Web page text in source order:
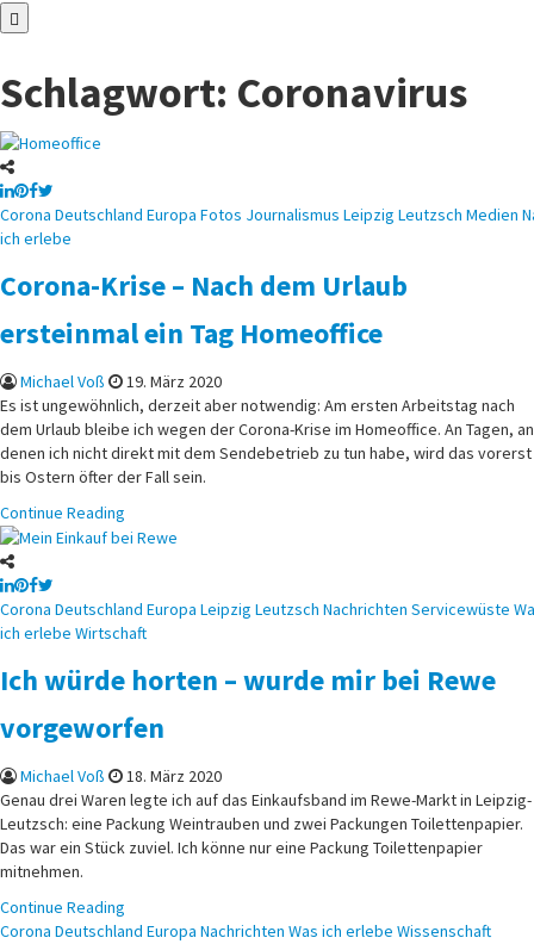
Schlagwort: Coronavirus
Posted
in
Corona Deutschland Europa Fotos Journalismus Leipzig Leutzsch Medien
ich erlebe
Corona-Krise – Nach dem Urlaub
ersteinmal ein Tag Homeoffice
Michael Voß
19. März 2020
Es ist ungewöhnlich, derzeit aber notwendig: Am ersten Arbeitstag nach
dem Urlaub bleibe ich wegen der Corona-Krise im Homeoffice. An Tagen, an
denen ich nicht direkt mit dem Sendebetrieb zu tun habe, wird das vorerst
bis Ostern öfter der Fall sein.
Continue Reading
Posted
in
Corona Deutschland Europa Leipzig Leutzsch Nachrichten Servicewüste
ich erlebe Wirtschaft
Ich würde horten – wurde mir bei Rewe
vorgeworfen
Michael Voß
18. März 2020
Genau drei Waren legte ich auf das Einkaufsband im Rewe-Markt in Leipzig-
Leutzsch: eine Packung Weintrauben und zwei Packungen Toilettenpapier.
Das war ein Stück zuviel. Ich könne nur eine Packung Toilettenpapier
mitnehmen.
Continue Reading
Posted
Corona Deutschland Europa Nachrichten Was ich erlebe Wissenschaft